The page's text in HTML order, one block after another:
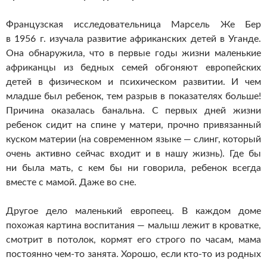
Французская исследовательница Марсель Же Бер
в 1956 г. изучала развитие африканских детей в Уганде.
Она обнаружила, что в первые годы жизни маленькие
африканцы из бедных семей обгоняют европейских
детей в физическом и психическом развитии. И чем
младше был ребенок, тем разрыв в показателях больше!
Причина оказалась банальна. С первых дней жизни
ребенок сидит на спине у матери, прочно привязанный
куском материи (на современном языке — слинг, который
очень активно сейчас входит и в нашу жизнь). Где бы
ни была мать, с кем бы ни говорила, ребенок всегда
вместе с мамой. Даже во сне.
Другое дело маленький европеец. В каждом доме
похожая картина воспитания — малыш лежит в кроватке,
смотрит в потолок, кормят его строго по часам, мама
постоянночем-то занята. Хорошо, если кто-то из родных